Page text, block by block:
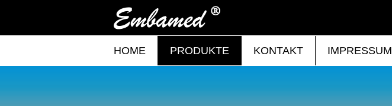
HOME PRODUKTE KONTAKT IMPRESSUM